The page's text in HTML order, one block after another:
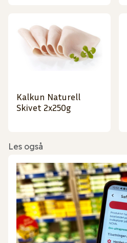
Kalkun Naturell
Skivet 2x250g
Les også